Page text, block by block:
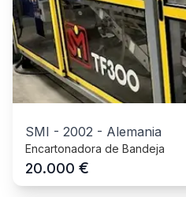
SMI - 2002 - Alemania
Encartonadora de Bandeja
20.000 €